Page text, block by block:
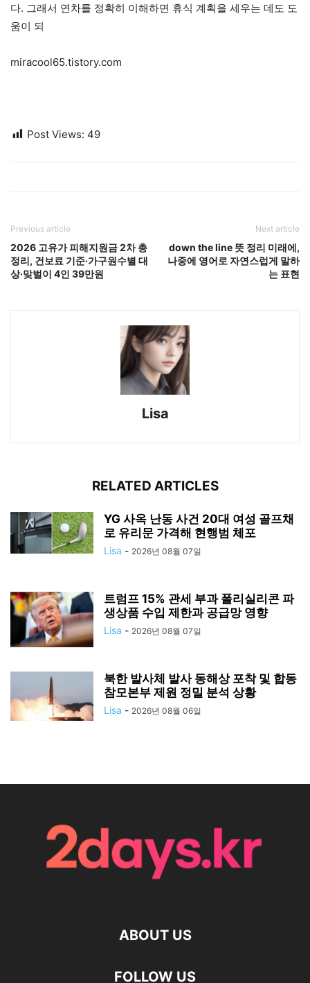
다. 그래서 연차를 정확히 이해하면 휴식 계획을 세우는 데도 도
움이 되
miracool65.tistory.com
Post Views: 49
Previous article
2026 고유가 피해지원금 2차 총
정리, 건보료 기준·가구원수별 대
상·맞벌이 4인 39만원
Next article
down the line 뜻 정리 미래에,
나중에 영어로 자연스럽게 말하
는 표현
Lisa
RELATED ARTICLES
YG 사옥 난동 사건 20대 여성 골프채
로 유리문 가격해 현행범 체포
Lisa - 2026년 08월 07일
트럼프 15% 관세 부과 폴리실리콘 파
생상품 수입 제한과 공급망 영향
Lisa - 2026년 08월 07일
북한 발사체 발사 동해상 포착 및 합동
참모본부 제원 정밀 분석 상황
Lisa - 2026년 08월 06일
ABOUT US
FOLLOW US